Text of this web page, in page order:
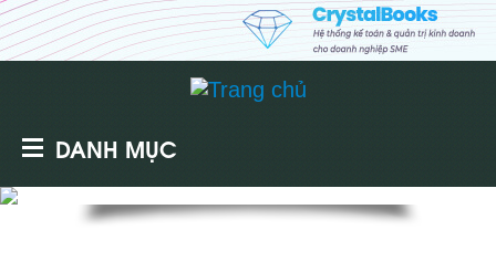
DANH MỤC